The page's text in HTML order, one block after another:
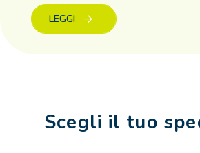
LEGGI
Scegli il tuo